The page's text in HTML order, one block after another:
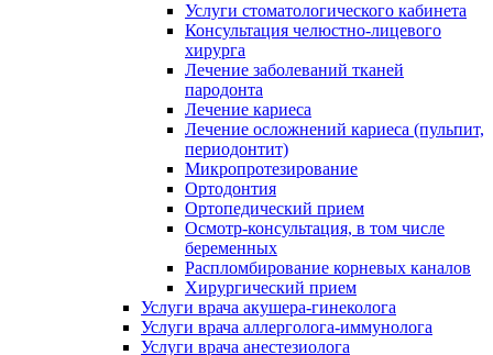
Услуги стоматологического кабинета
Консультация челюстно-лицевого
хирурга
Лечение заболеваний тканей
пародонта
Лечение кариеса
Лечение осложнений кариеса (пульпит,
периодонтит)
Микропротезирование
Ортодонтия
Ортопедический прием
Осмотр-консультация, в том числе
беременных
Распломбирование корневых каналов
Хирургический прием
Услуги врача акушера-гинеколога
Услуги врача аллерголога-иммунолога
Услуги врача анестезиолога